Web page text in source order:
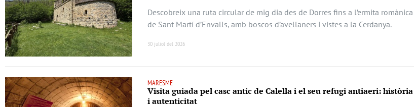
Descobreix una ruta circular de mig dia des de Dorres fins a l’ermita romànica
de Sant Martí d’Envalls, amb boscos d’avellaners i vistes a la Cerdanya.
30 juliol del 2026
MARESME
Visita guiada pel casc antic de Calella i el seu refugi antiaeri: història
i autenticitat